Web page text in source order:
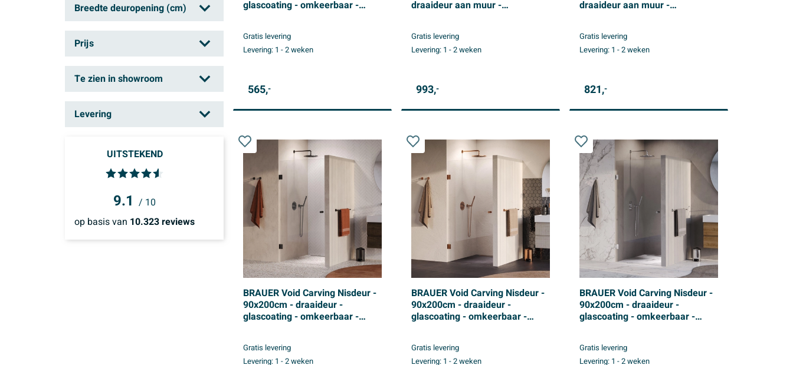
Links(12)
Links en rechts(421)
Rechts
Breedte deuropening (cm)
Prijs
tot
Te zien in showroom
Hasselt
Mechelen(8)
Schoten(8)
Zaventem (9)
Levering
UITSTEKEND
9.1 / 10
op basis van 10.323reviews
glascoating - omkeerbaar -
Gratis levering
Levering: 1 - 2 weken
565,-
draaideur aan muur -
PVD
Gratis levering
Levering: 1 - 2 weken
993,-
draaideur aan muur -
Gratis levering
Levering: 1 - 2 weken
821,-
BRAUER Void Carving Nisdeur -
90x200cm - draaideur -
glascoating - omkeerbaar -
Gratis levering
Levering: 1 - 2 weken
BRAUER Void Carving Nisdeur -
90x200cm - draaideur -
glascoating - omkeerbaar -
Gratis levering
Levering: 1 - 2 weken
BRAUER Void Carving Nisdeur -
90x200cm - draaideur -
glascoating - omkeerbaar -
Gratis levering
Levering: 1 - 2 weken